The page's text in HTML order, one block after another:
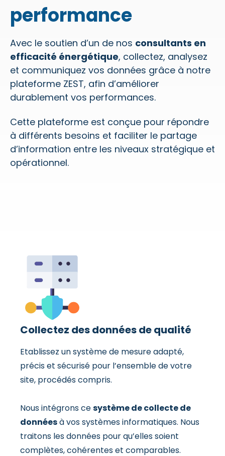
performance
Avec le soutien d’un de nos consultants en
efficacité énergétique, collectez, analysez
et communiquez vos données grâce à notre
plateforme ZEST, afin d’améliorer
durablement vos performances.
Cette plateforme est conçue pour répondre
à différents besoins et faciliter le partage
d’information entre les niveaux stratégique et
opérationnel.
Collectez des données de qualité
Etablissez un système de mesure adapté,
précis et sécurisé pour l’ensemble de votre
site, procédés compris.
Nous intégrons cesystème de collecte de
donnéesà vos systèmes informatiques. Nous
traitons les données pour qu’elles soient
complètes, cohérentes et comparables.